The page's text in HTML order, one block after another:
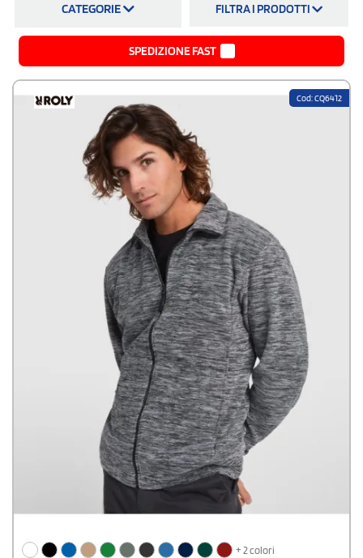
CATEGORIE FILTRA I PRODOTTI
SPEDIZIONE FAST
Cod: CQ6412
+ 2 colori